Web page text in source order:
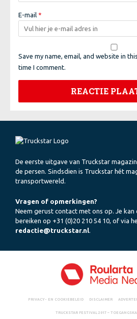
E-mail *
Save my name, email, and website in
time I comment.
De eerste uitgave van Truckstar
de persen. Sindsdien is Truckstar hét
transportwereld.
Vragen of opmerkingen?
Neem gerust contact met ons op. Je
bereiken op +31 (0)20 210 54 10, of via
redactie@truckstar.nl
PRIVACY- EN COOKIEBELEID DISCLAIMER
TRUCKSTAR FESTIVAL 2017 –